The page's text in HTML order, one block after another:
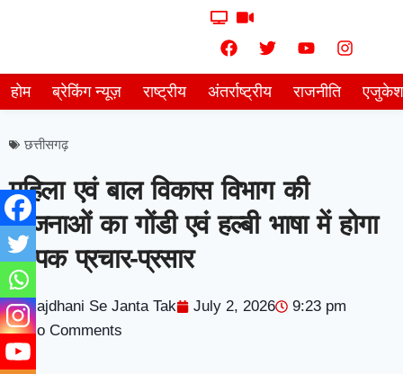
होम ब्रेकिंग न्यूज़ राष्ट्रीय अंतर्राष्ट्रीय राजनीति
छत्तीसगढ़
महिला एवं बाल विकास विभाग की
योजनाओं का गोंडी एवं हल्बी भाषा में होगा
व्यापक प्रचार-प्रसार
Rajdhani Se Janta Tak July 2, 2026
9:23 pm
No Comments